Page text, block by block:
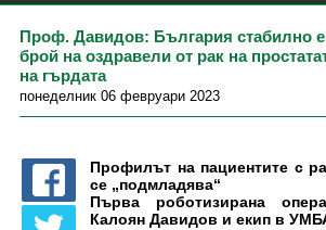
Проф. Давидов: България стабилно
брой на оздравели от рак на
на гърдата
понеделник 06 февруари 2023
Профилът на пациентите с
се „подмладява“
Първа роботизирана
Калоян Давидов и екип в